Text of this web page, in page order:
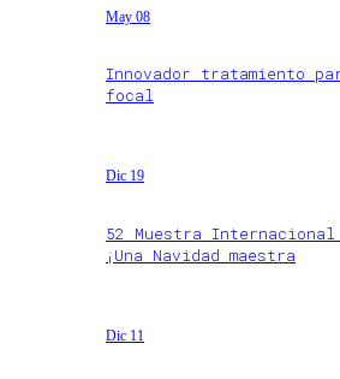
May 08
Innovador tratamiento
focal
Dic 19
52 Muestra
¡Una Navidad maestra
Dic 11